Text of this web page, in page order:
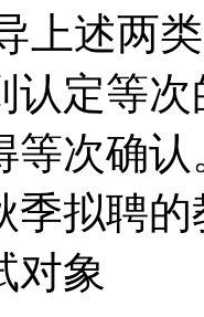
上述两
认定等
等次确
季拟聘
象